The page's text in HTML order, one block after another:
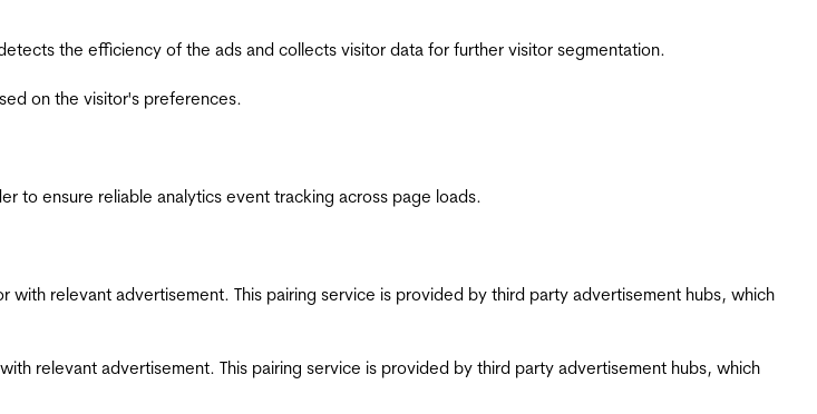
the efficiency of the ads and collects visitor data for further visitor segmentation.
on the visitor's preferences.
to ensure reliable analytics event tracking across page loads.
relevant advertisement. This pairing service is provided by third party advertisement hubs, which
relevant advertisement. This pairing service is provided by third party advertisement hubs, which